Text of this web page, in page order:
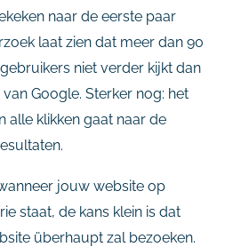
naar de eerste paar
laat zien dat meer dan 90
gebruikers niet verder kijkt dan
van Google. Sterker nog: het
alle klikken gaat naar de
jouw website op
staat, de kans klein is dat
überhaupt zal bezoeken.